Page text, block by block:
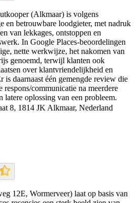
(Alkmaar) is volgens
en betrouwbare loodgieter, met nadruk
van lekkages, ontstoppen en
In Google Places-beoordelingen
nette werkwijze, het nakomen van
genoemd, terwijl klanten ook
over klantvriendelijkheid en
is daarnaast één gemengde review die
communicatie na meerdere
latere oplossing van een probleem.
8, 1814 JK Alkmaar, Nederland
12E, Wormerveer) laat op basis van